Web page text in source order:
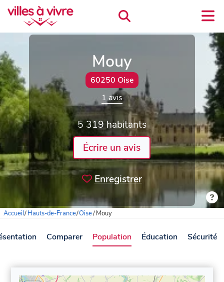
Mouy
60250 Oise
1 avis
5 319 habitants
Écrire un avis
Enregistrer
Accueil/Hauts-de-France/Oise/Mouy
Comparer Population Éducation Sécurité